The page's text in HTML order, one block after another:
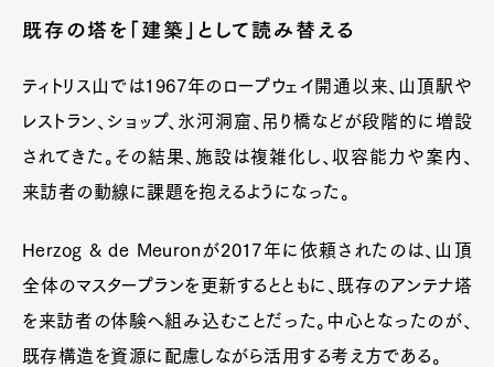
既存の塔を「建築」として読み替える
ティトリス山では1967年のロープウェイ開通以来、山頂駅や
レストラン、ショップ、氷河洞窟、吊り橋などが段階的に増設
されてきた。その結果、施設は複雑化し、収容能力や案内、
来訪者の動線に課題を抱えるようになった。
Herzog & de Meuronが2017年に依頼されたのは、山頂
全体のマスタープランを更新するとともに、既存のアンテナ塔
を来訪者の体験へ組み込むことだった。中心となったのが、
既存構造を資源に配慮しながら活用する考え方である。